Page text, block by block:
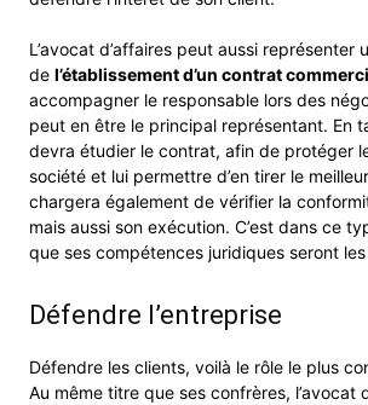
L’avocat d’affaires peut aussi représenter
de l’établissement d’un contrat
accompagner le responsable lors des
peut en être le principal représentant. En
devra étudier le contrat, afin de protéger
société et lui permettre d’en tirer le
chargera également de vérifier la
mais aussi son exécution. C’est dans ce
que ses compétences juridiques seront
Défendre l’entreprise
Défendre les clients, voilà le rôle le plus
Au même titre que ses confrères, l’avocat